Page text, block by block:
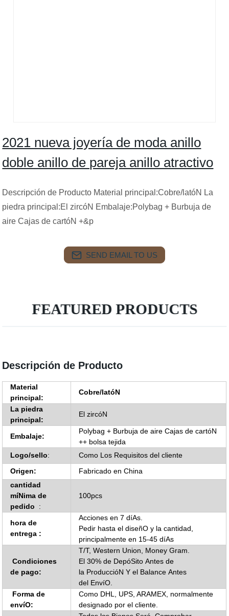
2021 nueva joyería de moda anillo
doble anillo de pareja anillo atractivo
Descripción de Producto Material principal:Cobre/latóN La
piedra principal:El zircóN Embalaje:Polybag + Burbuja de
aire Cajas de cartóN +&p
SEND EMAIL TO US
FEATURED PRODUCTS
Descripción de Producto
Material
principal:
Cobre/latóN
La piedra
principal:
El zircóN
Embalaje:
Polybag + Burbuja de aire Cajas de cartóN
++ bolsa tejida
Logo/sello:
Como Los Requisitos del cliente
Origen:
Fabricado en China
cantidad
míNima de
pedido :
100pcs
hora de
entrega :
Acciones en 7 díAs.
Pedir hasta el diseñO y la cantidad,
principalmente en 15-45 díAs
Condiciones
de pago:
T/T, Western Union, Money Gram.
El 30% de DepóSito Antes de
la ProduccióN Y el Balance Antes
del EnvíO.
Forma de
envíO:
Como DHL, UPS, ARAMEX, normalmente
designado por el cliente.